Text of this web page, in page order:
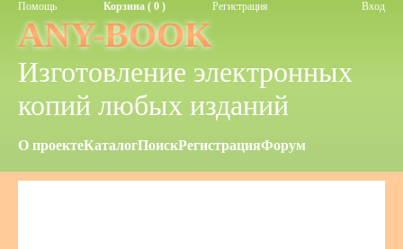
Помощь Корзина ( 0 ) Регистрация Вход
ANY-BOOK
Изготовление электронных
копий любых изданий
О проектеКаталогПоискРегистрацияФорум